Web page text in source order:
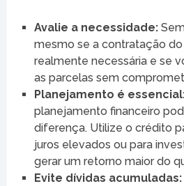
Avalie a necessidade:
mesmo se a contratação
realmente necessária e se
as parcelas sem
Planejamento é
planejamento financeiro
diferença. Utilize o crédito
juros elevados ou para
gerar um retorno maior do
Evite dívidas acumuladas: